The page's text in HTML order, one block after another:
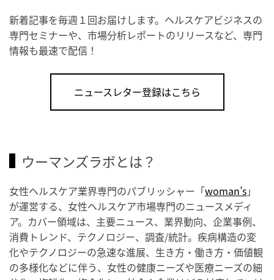
新着記事を毎週１回お届けします。ヘルスケアビジネスの
専門セミナーや、市場分析レポートのリリースなど、専門
情報も最速で配信！
ニュースレター登録はこちら
ウーマンズラボとは？
女性ヘルスケア業界専門のパブリッシャー「woman’s」
が運営する、女性ヘルスケア市場専門のニュースメディ
ア。カバー領域は、主要ニュース、業界動向、企業事例、
消費トレンド、テクノロジー、調査/統計。疾病構造の変
化やテクノロジーの急速な進展、生き方・働き方・価値観
の多様化などに伴う、女性の健康ニーズや医療ニーズの細